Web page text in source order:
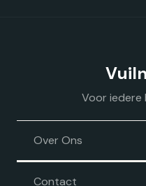
Voor iedere
Over Ons
Contact